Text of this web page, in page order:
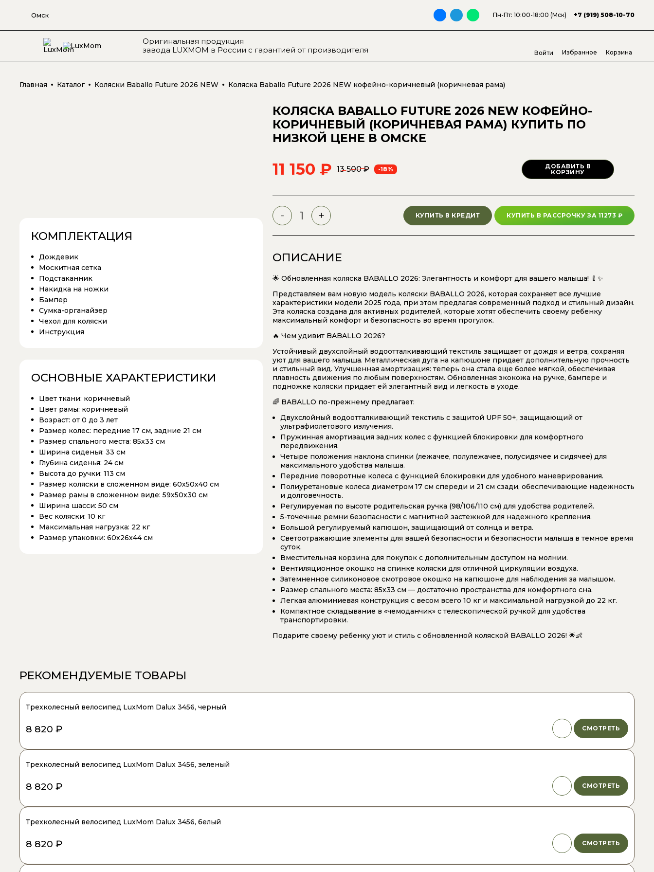
Омск Пн-Пт: 10:00-18:00 (Мск) +7 (919) 508-10-70
Оригинальная продукция
завода LUXMOM в России с гарантией от производителя Войти Избранное Корзина
Главная Каталог Коляски Baballo Future 2026 NEW Коляска Baballo Future 2026 NEW кофейно-коричневый (коричневая рама)
КОЛЯСКА BABALLO FUTURE 2026 NEW КОФЕЙНО-
КОРИЧНЕВЫЙ (КОРИЧНЕВАЯ РАМА) КУПИТЬ ПО
НИЗКОЙ ЦЕНЕ В ОМСКЕ
11 150 ₽ 13 500 ₽ -18%
ДОБАВИТЬ В
КОРЗИНУ
- + КУПИТЬ В КРЕДИТ КУПИТЬ В РАССРОЧКУ ЗА 11273 ₽
ОПИСАНИЕ
🌟 Обновленная коляска BABALLO 2026: Элегантность и комфорт для вашего малыша! 🍼✨
Представляем вам новую модель коляски BABALLO 2026, которая сохраняет все лучшие
характеристики модели 2025 года, при этом предлагая современный подход и стильный дизайн.
Эта коляска создана для активных родителей, которые хотят обеспечить своему ребенку
максимальный комфорт и безопасность во время прогулок.
🔥 Чем удивит BABALLO 2026?
Устойчивый двухслойный водоотталкивающий текстиль защищает от дождя и ветра, сохраняя
уют для вашего малыша. Металлическая дуга на капюшоне придает дополнительную прочность
и стильный вид. Улучшенная амортизация: теперь она стала еще более мягкой, обеспечивая
плавность движения по любым поверхностям. Обновленная экокожа на ручке, бампере и
подножке коляски придает ей элегантный вид и легкость в уходе.
🌈 BABALLO по-прежнему предлагает:
Двухслойный водоотталкивающий текстиль с защитой UPF 50+, защищающий от
ультрафиолетового излучения.
Пружинная амортизация задних колес с функцией блокировки для комфортного
передвижения.
Четыре положения наклона спинки (лежачее, полулежачее, полусидячее и сидячее) для
максимального удобства малыша.
Передние поворотные колеса с функцией блокировки для удобного маневрирования.
Полиуретановые колеса диаметром 17 см спереди и 21 см сзади, обеспечивающие надежность
и долговечность.
Регулируемая по высоте родительская ручка (98/106/110 см) для удобства родителей.
5-точечные ремни безопасности с магнитной застежкой для надежного крепления.
Большой регулируемый капюшон, защищающий от солнца и ветра.
Светоотражающие элементы для вашей безопасности и безопасности малыша в темное время
суток.
Вместительная корзина для покупок с дополнительным доступом на молнии.
Вентиляционное окошко на спинке коляски для отличной циркуляции воздуха.
Затемненное силиконовое смотровое окошко на капюшоне для наблюдения за малышом.
Размер спального места: 85х33 см — достаточно пространства для комфортного сна.
Легкая алюминиевая конструкция с весом всего 10 кг и максимальной нагрузкой до 22 кг.
Компактное складывание в «чемоданчик» с телескопической ручкой для удобства
транспортировки.
Подарите своему ребенку уют и стиль с обновленной коляской BABALLO 2026! 🌟👶
КОМПЛЕКТАЦИЯ
Дождевик
Москитная сетка
Подстаканник
Накидка на ножки
Бампер
Сумка-органайзер
Чехол для коляски
Инструкция
ОСНОВНЫЕ ХАРАКТЕРИСТИКИ
Цвет ткани: коричневый
Цвет рамы: коричневый
Возраст: от 0 до 3 лет
Размер колес: передние 17 см, задние 21 см
Размер спального места: 85х33 см
Ширина сиденья: 33 см
Глубина сиденья: 24 см
Высота до ручки: 113 см
Размер коляски в сложенном виде: 60х50х40 см
Размер рамы в сложенном виде: 59х50х30 см
Ширина шасси: 50 см
Вес коляски: 10 кг
Максимальная нагрузка: 22 кг
Размер упаковки: 60х26х44 см
РЕКОМЕНДУЕМЫЕ ТОВАРЫ
Трехколесный велосипед LuxMom Dalux 3456, черный
8 820 ₽ СМОТРЕТЬ
Трехколесный велосипед LuxMom Dalux 3456, зеленый
8 820 ₽ СМОТРЕТЬ
Трехколесный велосипед LuxMom Dalux 3456, белый
8 820 ₽ СМОТРЕТЬ